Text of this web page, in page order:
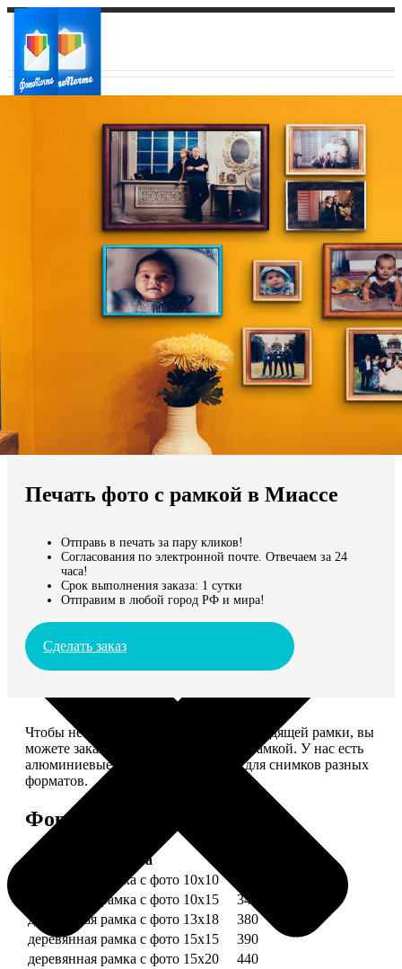
Ваш регион доставки
Выберите из списка:
Мы доставляем по всему миру
Продолжить без города
Печать фото с рамкой в Миассе
Отправь в печать за пару кликов!
Согласования по электронной почте. Отвечаем за 24
часа!
Срок выполнения заказа: 1 сутки
Отправим в любой город РФ и мира!
Сделать заказ
Чтобы не тратить время на поиск подходящей рамки, вы
можете заказать печать фото сразу с рамкой. У нас есть
алюминиевые и деревянные рамки для снимков разных
форматов.
Форматы и цены
Услуга
деревянная рамка с фото 10х10
деревянная рамка с фото 10х15
340
деревянная рамка с фото 13х18
380
деревянная рамка с фото 15х15
390
деревянная рамка с фото 15х20
440